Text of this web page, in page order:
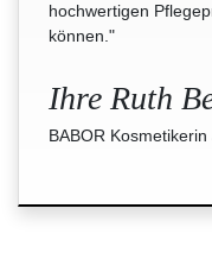
hochwertigen
können."
Ihre Ruth
BABOR